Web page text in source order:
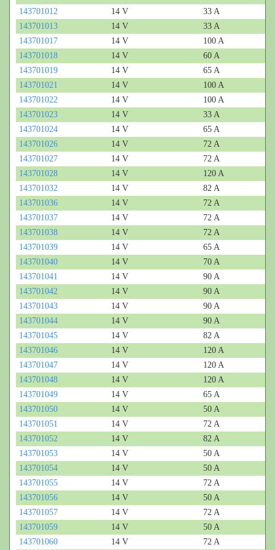
143701012
14 V
33 A
143701013
14 V
33 A
143701017
14 V
100 A
143701018
14 V
60 A
143701019
14 V
65 A
143701021
14 V
100 A
143701022
14 V
100 A
143701023
14 V
33 A
143701024
14 V
65 A
143701026
14 V
72 A
143701027
14 V
72 A
143701028
14 V
120 A
143701032
14 V
82 A
143701036
14 V
72 A
143701037
14 V
72 A
143701038
14 V
72 A
143701039
14 V
65 A
143701040
14 V
70 A
143701041
14 V
90 A
143701042
14 V
90 A
143701043
14 V
90 A
143701044
14 V
90 A
143701045
14 V
82 A
143701046
14 V
120 A
143701047
14 V
120 A
143701048
14 V
120 A
143701049
14 V
65 A
143701050
14 V
50 A
143701051
14 V
72 A
143701052
14 V
82 A
143701053
14 V
50 A
143701054
14 V
50 A
143701055
14 V
72 A
143701056
14 V
50 A
143701057
14 V
72 A
143701059
14 V
50 A
143701060
14 V 72 A